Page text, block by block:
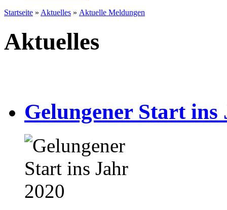
Startseite » Aktuelles » Aktuelle Meldungen
Aktuelles
Gelungener Start ins